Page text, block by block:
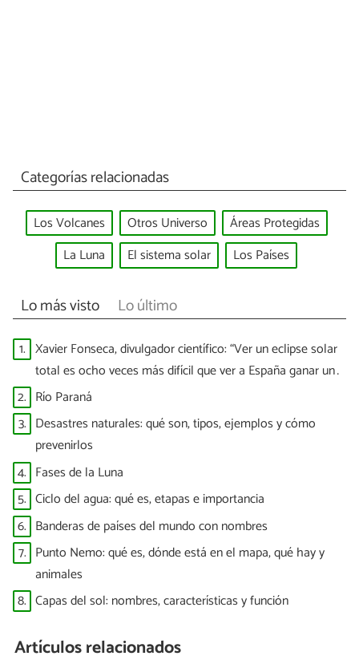
Categorías relacionadas
Los Volcanes Otros Universo
Áreas Protegidas
La Luna
El sistema solar Los Países
Lo más visto Lo último
1. Xavier Fonseca, divulgador científico: “Ver un eclipse solar
total es ocho veces más difícil que ver a España ganar un
Mundial”
2. Río Paraná
3. Desastres naturales: qué son, tipos, ejemplos y cómo
prevenirlos
4. Fases de la Luna
5. Ciclo del agua: qué es, etapas e importancia
6. Banderas de países del mundo con nombres
7. Punto Nemo: qué es, dónde está en el mapa, qué hay y
animales
8. Capas del sol: nombres, características y función
Artículos relacionados